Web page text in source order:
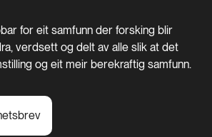
for eit samfunn der forsking blir
verdsett og delt av alle slik at det
og eit meir berekraftig samfunn.